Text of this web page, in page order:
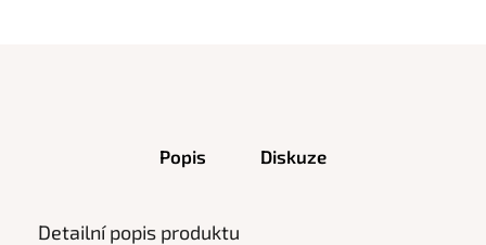
Popis Diskuze
Detailní popis produktu